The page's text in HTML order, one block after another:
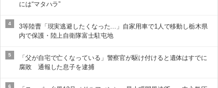
には“マタハラ”
4
3等陸曹「現実逃避したくなった…」自家用車で1人で移動し栃木県
内で保護・陸上自衛隊富士駐屯地
5
「父が自宅で亡くなっている」警察官が駆け付けると遺体はすでに
腐敗 通報した息子を逮捕
6